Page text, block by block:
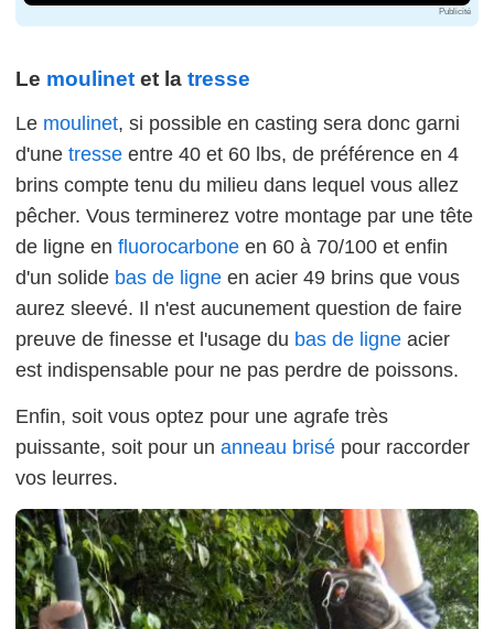
Publicité
Le moulinet et la tresse
Le moulinet, si possible en casting sera donc garni
d'une tresse entre 40 et 60 lbs, de préférence en 4
brins compte tenu du milieu dans lequel vous allez
pêcher. Vous terminerez votre montage par une tête
de ligne en fluorocarbone en 60 à 70/100 et enfin
d'un solide bas de ligne en acier 49 brins que vous
aurez sleevé. Il n'est aucunement question de faire
preuve de finesse et l'usage du bas de ligne acier
est indispensable pour ne pas perdre de poissons.
Enfin, soit vous optez pour une agrafe très
puissante, soit pour un anneau brisé pour raccorder
vos leurres.